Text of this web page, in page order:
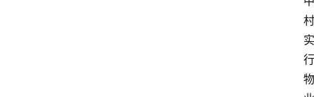
村
实
行
物